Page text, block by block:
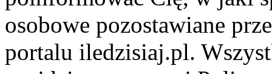
osobowe pozostawiane
portalu iledzisiaj.pl.